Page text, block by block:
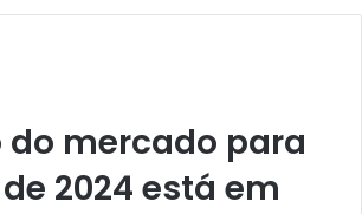
do mercado para
2024 está em